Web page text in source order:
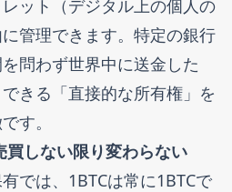
ット（デジタル上の個人の
管理できます。特定の銀行
問わず世界中に送金した
きる「直接的な所有権」を
す。
しない限り変わらない
では、1BTCは常に1BTCで